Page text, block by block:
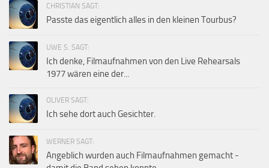
CHRISTIAN SAGT:
Passte das eigentlich alles in den kleinen Tourbus?
UWE S. SAGT:
Ich denke, Filmaufnahmen von den Live Rehearsals
1977 wären eine der...
OLIVER SAGT:
Ich sehe dort auch Gesichter.
WERNER SAGT:
Angeblich wurden auch Filmaufnahmen gemacht -